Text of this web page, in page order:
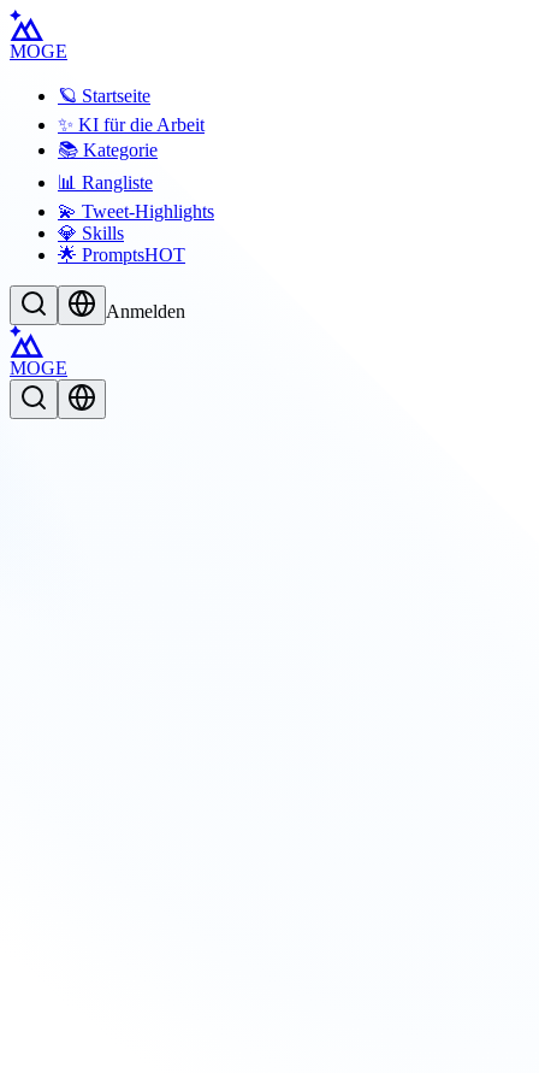
MOGE
🪐 Startseite
✨ KI für die Arbeit
📚 Kategorie
📊 Rangliste
💫 Tweet-Highlights
💎 Skills
🌟 PromptsHOT
Anmelden
MOGE